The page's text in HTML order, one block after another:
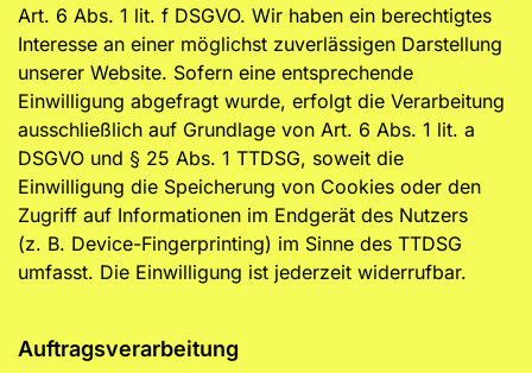
Art. 6 Abs. 1 lit. f DSGVO. Wir haben ein berechtigtes
Interesse an einer möglichst zuverlässigen Darstellung
unserer Website. Sofern eine entsprechende
Einwilligung abgefragt wurde, erfolgt die Verarbeitung
ausschließlich auf Grundlage von Art. 6 Abs. 1 lit. a
DSGVO und § 25 Abs. 1 TTDSG, soweit die
Einwilligung die Speicherung von Cookies oder den
Zugriff auf Informationen im Endgerät des Nutzers
(z. B. Device-Fingerprinting) im Sinne des TTDSG
umfasst. Die Einwilligung ist jederzeit widerrufbar.
Auftragsverarbeitung